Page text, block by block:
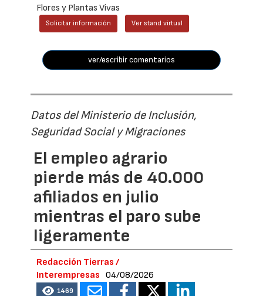
Flores y Plantas Vivas
Solicitar información Ver stand virtual
ver/escribir comentarios
Datos del Ministerio de Inclusión,
Seguridad Social y Migraciones
El empleo agrario
pierde más de 40.000
afiliados en julio
mientras el paro sube
ligeramente
Redacción Tierras /
Interempresas
04/08/2026
1469